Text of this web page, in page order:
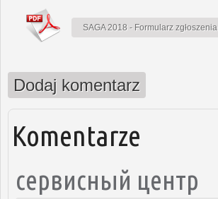
SAGA 2018 - Formularz zgłoszenia
Dodaj komentarz
Komentarze
сервисный центр